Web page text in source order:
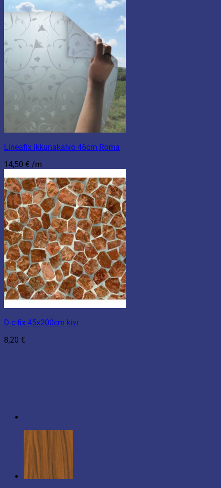
Lineafix ikkunakalvo 46cm Roma
14,50 € /m
D-c-fix 45x200cm kivi
8,20 €